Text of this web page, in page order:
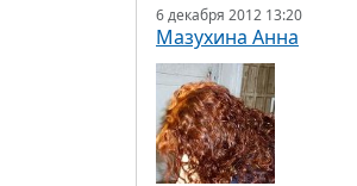
6 декабря 2012 13:20
Мазухина Анна